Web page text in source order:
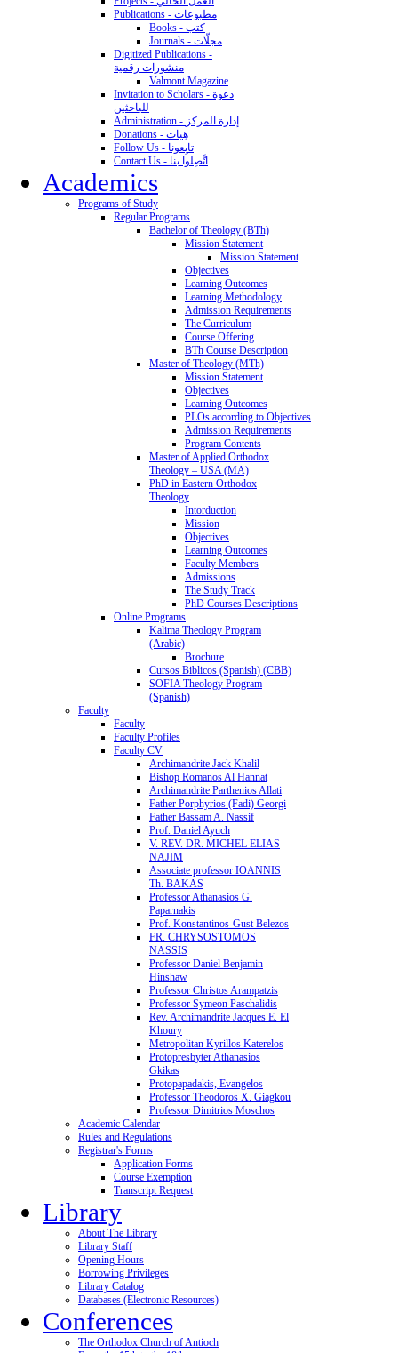
Publications - مطبوعات
Books - كتب
Journals - مجلّات
Digitized Publications -
منشورات رقمية
Valmont Magazine
Invitation to Scholars - دعوة
للباحثين
Administration - إدارة المركز
Donations - هِبات
Follow Us - تابِعونا
Contact Us - اتَّصِلوا بنا
Academics
Programs of Study
Regular Programs
Bachelor of Theology (BTh)
Mission Statement
Mission Statement
Objectives
Learning Outcomes
Learning Methodology
Admission Requirements
The Curriculum
Course Offering
BTh Course Description
Master of Theology (MTh)
Mission Statement
Objectives
Learning Outcomes
PLOs according to Objectives
Admission Requirements
Program Contents
Master of Applied Orthodox
Theology – USA (MA)
PhD in Eastern Orthodox
Theology
Intorduction
Mission
Objectives
Learning Outcomes
Faculty Members
Admissions
The Study Track
PhD Courses Descriptions
Online Programs
Kalima Theology Program
(Arabic)
Brochure
Cursos Biblicos (Spanish) (CBB)
SOFIA Theology Program
(Spanish)
Faculty
Faculty
Faculty Profiles
Faculty CV
Archimandrite Jack Khalil
Bishop Romanos Al Hannat
Archimandrite Parthenios Allati
Father Porphyrios (Fadi) Georgi
Father Bassam A. Nassif
Prof. Daniel Ayuch
V. REV. DR. MICHEL ELIAS
NAJIM
Associate professor IOANNIS
Th. BAKAS
Professor Athanasios G.
Paparnakis
Prof. Konstantinos-Gust Belezos
FR. CHRYSOSTOMOS
NASSIS
Professor Daniel Benjamin
Hinshaw
Professor Christos Arampatzis
Professor Symeon Paschalidis
Rev. Archimandrite Jacques E. El
Khoury
Metropolitan Kyrillos Katerelos
Protopresbyter Athanasios
Gkikas
Protopapadakis, Evangelos
Professor Theodoros X. Giagkou
Professor Dimitrios Moschos
Academic Calendar
Rules and Regulations
Registrar's Forms
Application Forms
Course Exemption
Transcript Request
Library
About The Library
Library Staff
Opening Hours
Borrowing Privileges
Library Catalog
Databases (Electronic Resources)
Conferences
The Orthodox Church of Antioch